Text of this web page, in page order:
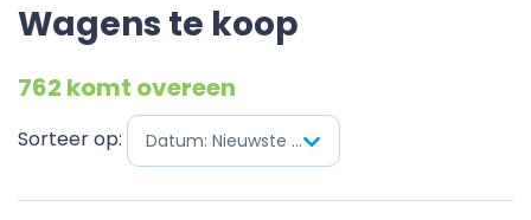
Wagens te koop
762 komt overeen
Sorteer op: Datum: Nieuwste eerst